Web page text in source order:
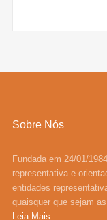
Sobre Nós
Fundada em 24/01/
representativa e
entidades
quaisquer que sejam
Leia Mais